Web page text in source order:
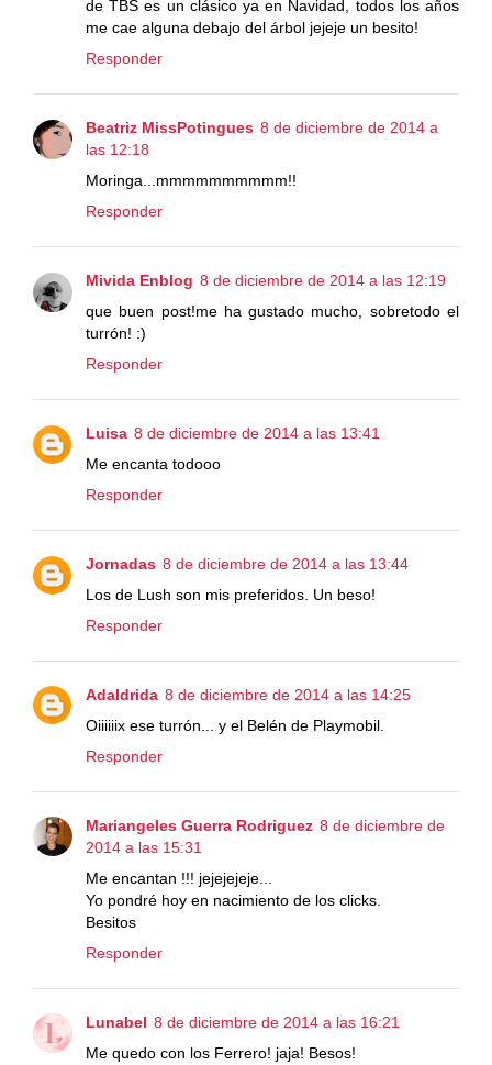
de TBS es un clásico ya en Navidad, todos los años
me cae alguna debajo del árbol jejeje un besito!
Responder
Beatriz MissPotingues 8 de diciembre de 2014 a
las 12:18
Moringa...mmmmmmmmmm!!
Responder
Mivida Enblog 8 de diciembre de 2014 a las 12:19
que buen post!me ha gustado mucho, sobretodo el
turrón! :)
Responder
Luisa 8 de diciembre de 2014 a las 13:41
Me encanta todooo
Responder
Jornadas 8 de diciembre de 2014 a las 13:44
Los de Lush son mis preferidos. Un beso!
Responder
Adaldrida 8 de diciembre de 2014 a las 14:25
Oiiiiiix ese turrón... y el Belén de Playmobil.
Responder
Mariangeles Guerra Rodriguez 8 de diciembre de
2014 a las 15:31
Me encantan !!! jejejejeje...
Yo pondré hoy en nacimiento de los clicks.
Besitos
Responder
Lunabel 8 de diciembre de 2014 a las 16:21
Me quedo con los Ferrero! jaja! Besos!